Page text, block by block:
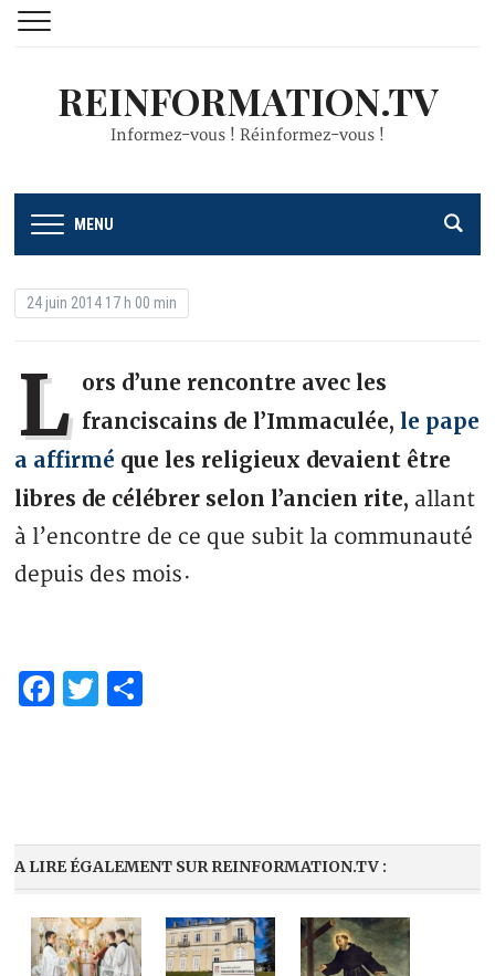
REINFORMATION.TV
Informez-vous ! Réinformez-vous !
MENU
24 juin 2014 17 h 00 min
L ors d’une rencontre avec les
franciscains de l’Immaculée, le pape
a affirmé que les religieux devaient être
libres de célébrer selon l’ancien rite, allant
à l’encontre de ce que subit la communauté
depuis des mois·
Facebook
Twitter
A LIRE ÉGALEMENT SUR REINFORMATION.TV :